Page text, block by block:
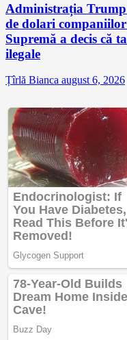
Administrația
de dolari
Supremă a decis că
ilegale
Țîrlă Bianca august 6, 2026